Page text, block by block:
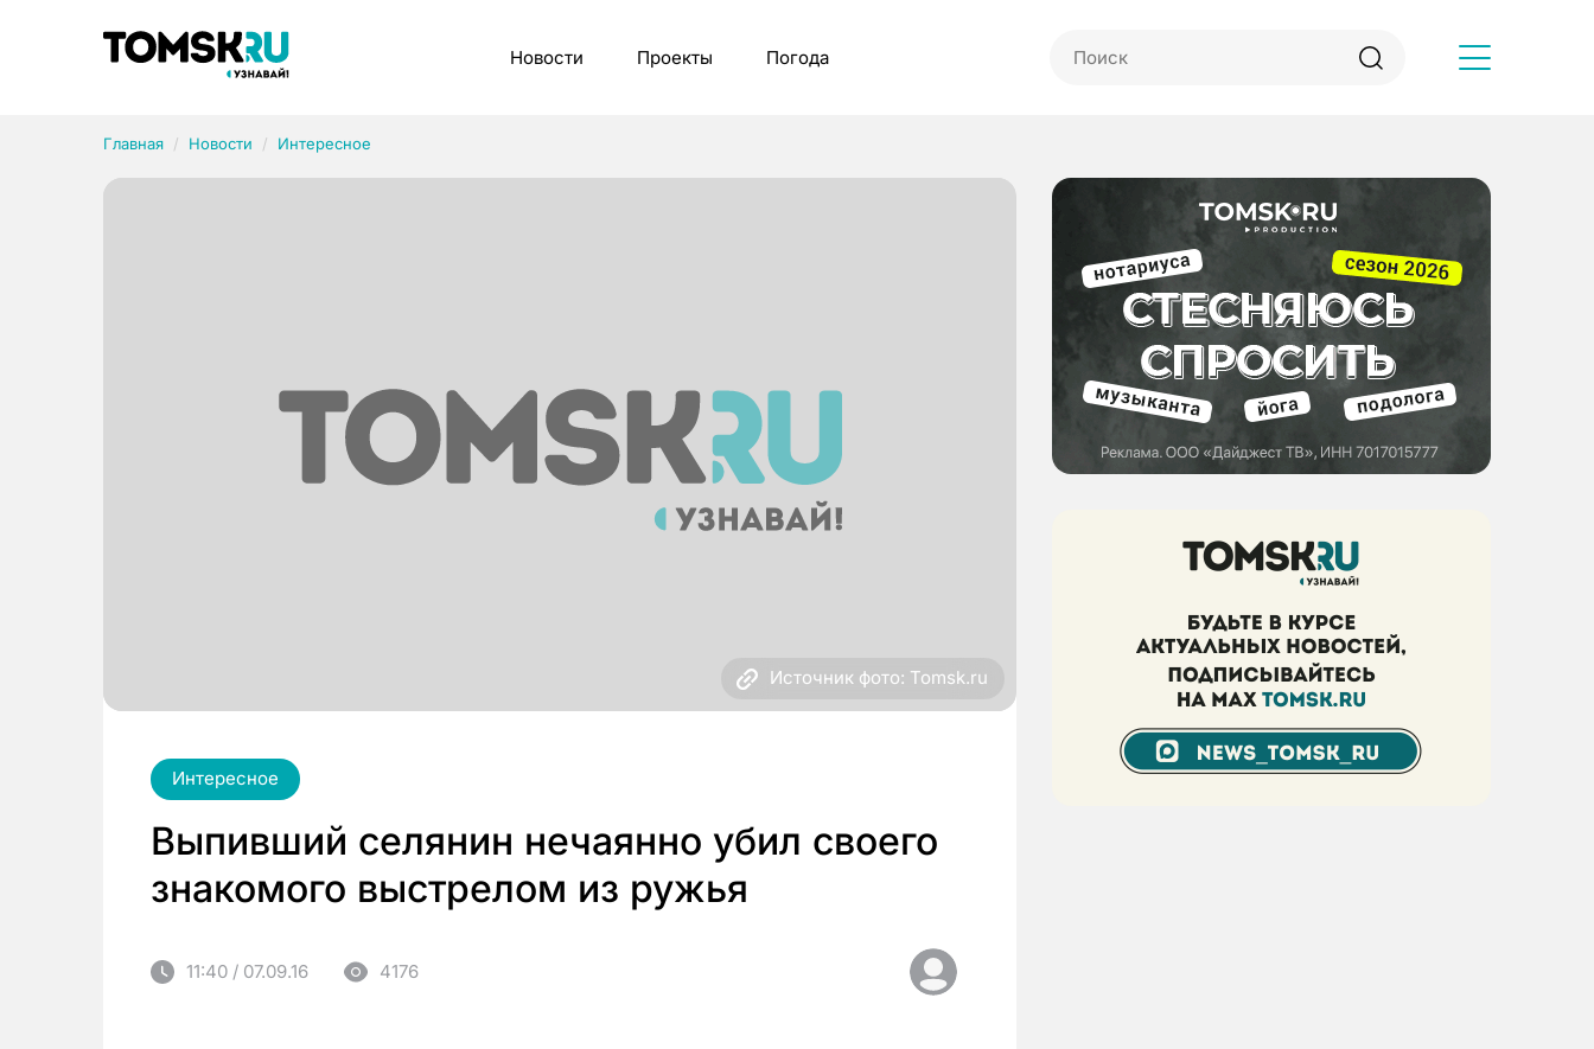
Новости Проекты Погода
Главная Новости Интересное
Источник фото: Tomsk.ru
Интересное
Выпивший селянин нечаянно убил своего
знакомого выстрелом из ружья
11:40 / 07.09.16 4176
Рубрики